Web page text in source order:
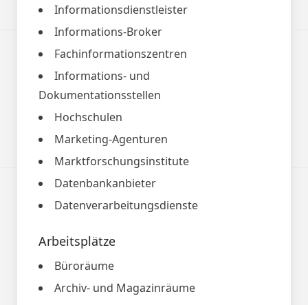
Informationsdienstleister
Informations-Broker
Fachinformationszentren
Informations- und
Dokumentationsstellen
Hochschulen
Marketing-Agenturen
Marktforschungsinstitute
Datenbankanbieter
Datenverarbeitungsdienste
Arbeitsplätze
Büroräume
Archiv- und Magazinräume